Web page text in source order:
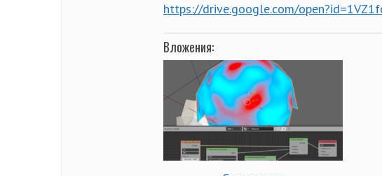
https://drive.google.com/
Вложения: